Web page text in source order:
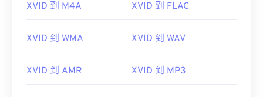
XVID 到 M4A XVID 到 FLAC
XVID 到 WMA XVID 到 WAV
XVID 到 AMR XVID 到 MP3